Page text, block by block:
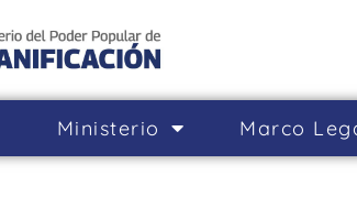
Ministerio Marco